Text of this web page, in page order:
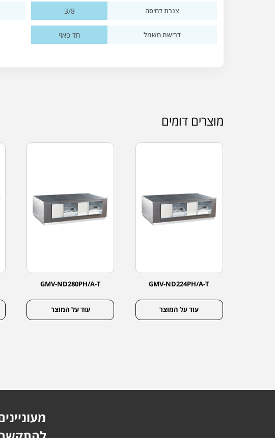
צנרת דחיסה 3/8
דרישת חשמל חד פאזי
מוצרים דומים
GMV-ND224PH/A-T
עוד על המוצר
GMV-ND280PH/A-T
עוד על המוצר